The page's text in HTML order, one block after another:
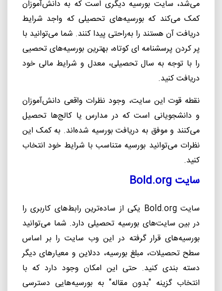
میشد، سایت بورسیه دیگری است که به دانشآموزان
کمک میکند که بورسیههای تحصیلی که واجد شرایط
دریافت آن هستند را بهراحتی پیدا کنند. شما میتوانید با
پر کردن پرسشنامه ای کوتاه، بهترین بورسیههای تحصیی
را با توجه به سال تحصیلی، معدل و شرایط مالی خود
دریافت کنید.
نقطه قوت این سایت، وجود نظرات واقعی دانشآموزان
و دانشجویانی است که در مدارس یا کالجها تحصیل
میکنند و موفق به دریافت بورسیه شدهاند. بهکمک این
نظرات میتوانید بورسیه متناسب با شرایط خود انتخاب
کنید.
سایت Bold.org
سایتBold.org یکی از سادهترین رابطهای کاربری را
در بین سایتهای بورسیه تحصیلی دارد. شما میتوانید
بورسیههای قرار گرفته در این وب سایت را بر اساس
سطح تحصیلات، مبلغ بورسیه، ددلاین و معیارهای دیگر
دسته بندی کنید. حتی این امکان وجود دارد که با
انتخاب گزینه "بدون مقاله" به بورسیههایی دسترسی